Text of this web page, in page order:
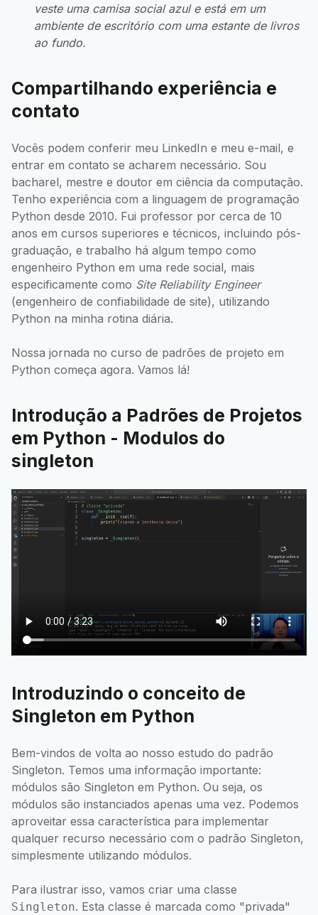
veste uma camisa social azul e está em um
ambiente de escritório com uma estante de livros
ao fundo.
Compartilhando experiência e
contato
Vocês podem conferir meu LinkedIn e meu e-mail, e
entrar em contato se acharem necessário. Sou
bacharel, mestre e doutor em ciência da computação.
Tenho experiência com a linguagem de programação
Python desde 2010. Fui professor por cerca de 10
anos em cursos superiores e técnicos, incluindo pós-
graduação, e trabalho há algum tempo como
engenheiro Python em uma rede social, mais
especificamente como Site Reliability Engineer
(engenheiro de confiabilidade de site), utilizando
Python na minha rotina diária.
Nossa jornada no curso de padrões de projeto em
Python começa agora. Vamos lá!
Introdução a Padrões de Projetos
em Python - Modulos do
singleton
Introduzindo o conceito de
Singleton em Python
Bem-vindos de volta ao nosso estudo do padrão
Singleton. Temos uma informação importante:
módulos são Singleton em Python. Ou seja, os
módulos são instanciados apenas uma vez. Podemos
aproveitar essa característica para implementar
qualquer recurso necessário com o padrão Singleton,
simplesmente utilizando módulos.
Para ilustrar isso, vamos criar uma classe
Singleton. Esta classe é marcada como "privada"